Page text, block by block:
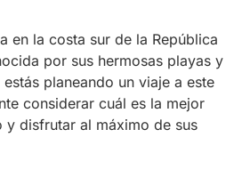
en la costa sur de la República
por sus hermosas playas y
planeando un viaje a este
considerar cuál es la mejor
y disfrutar al máximo de sus